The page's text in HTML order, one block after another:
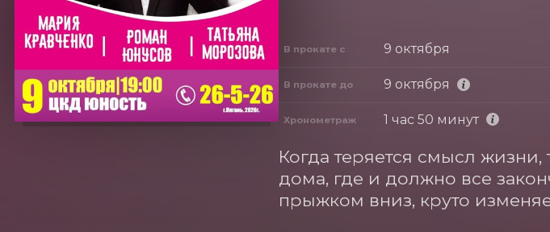
В прокате с 9 октября
В прокате до 9 октября
Хронометраж 1 час 50 минут
Когда теряется смысл
дома, где и должно все
прыжком вниз, круто